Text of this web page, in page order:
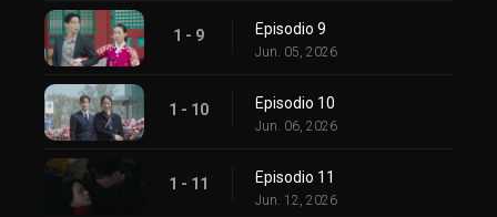
1 - 9 Episodio 9
Jun. 05, 2026
1 - 10 Episodio 10
Jun. 06, 2026
1 - 11 Episodio 11
Jun. 12, 2026